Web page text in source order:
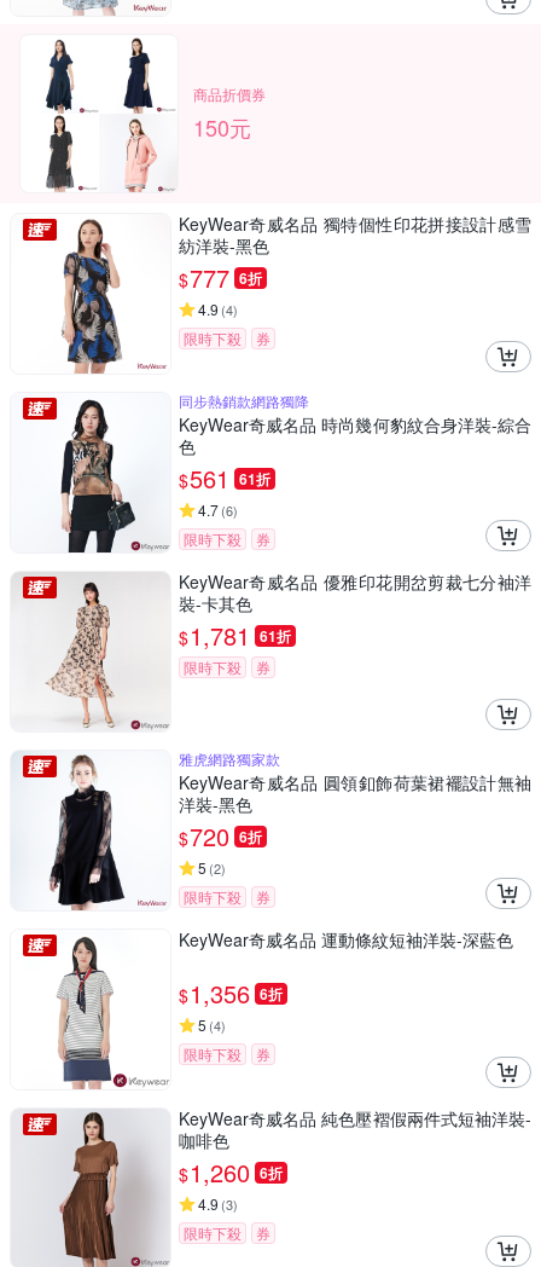
商品折價券
150元
KeyWear奇威名品 獨特個性印花拼接設計感雪
紡洋裝-黑色
$777 6折
4.9 (4)
限時下殺 券
同步熱銷款網路獨降
KeyWear奇威名品 時尚幾何豹紋合身洋裝-綜合
色
$561 61折
4.7(6)
限時下殺 券
KeyWear奇威名品 優雅印花開岔剪裁七分袖洋
裝-卡其色
$1,781 61折
限時下殺 券
雅虎網路獨家款
KeyWear奇威名品 圓領釦飾荷葉裙襬設計無袖
洋裝-黑色
$720 6折
5 (2)
限時下殺 券
KeyWear奇威名品 運動條紋短袖洋裝-深藍色
$1,356 6折
5 (4)
限時下殺 券
KeyWear奇威名品 純色壓褶假兩件式短袖洋裝-
咖啡色
$1,260 6折
4.9 (3)
限時下殺 券